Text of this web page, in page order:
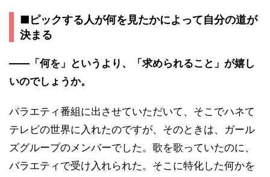
■ピックする人が何を見たかによって自分の道が
決まる
――「何を」というより、「求められること」が嬉し
いのでしょうか。
バラエティ番組に出させていただいて、そこでハネて
テレビの世界に入れたのですが、そのときは、ガール
ズグループのメンバーでした。歌を歌っていたのに、
バラエティで受け入れられた。そこに特化した何かを